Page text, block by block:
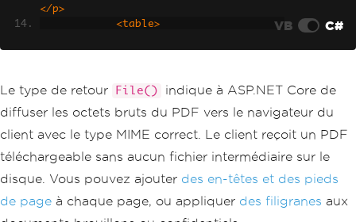
</p>
            <table>
<td>$5,000</td></tr>
<td>$3,500</td></tr>
            </table>"
var renderer = new
ChromePdfRe
nderer();
sPdf (html );
VB C#
Le type de retour File()
indique à ASP.NET Core de
diffuser les octets bruts du PDF vers le navigateur du
client avec le type MIME correct. Le client reçoit un PDF
téléchargeable sans aucun fichier intermédiaire sur le
disque. Vous pouvez ajouter des en-têtes et des pieds
de page à chaque page, ou appliquer des filigranes aux